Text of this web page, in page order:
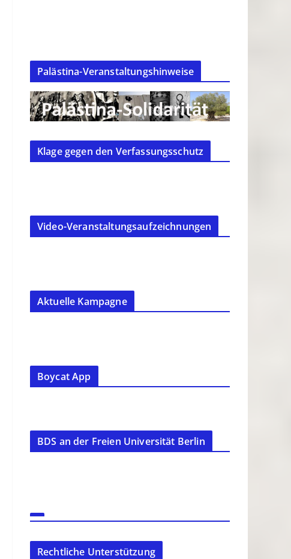
Palästina-Veranstaltungshinweise
Klage gegen den Verfassungsschutz
Video-Veranstaltungsaufzeichnungen
Aktuelle Kampagne
Boycat App
BDS an der Freien Universität Berlin
Rechtliche Unterstützung